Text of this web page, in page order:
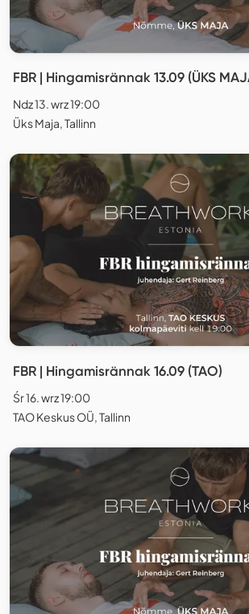
FBR | Hingamisrännak 13.09 (ÜKS
Ndz 13. wrz 19:00
Üks Maja, Tallinn
FBR | Hingamisrännak 16.09 (TAO)
Śr 16. wrz 19:00
TAO Keskus OÜ, Tallinn